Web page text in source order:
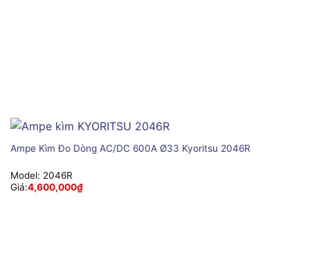
Ampe Kìm Đo Dòng AC/DC 600A Ø33 Kyoritsu 2046R
Model: 2046R
Giá:4,600,000₫